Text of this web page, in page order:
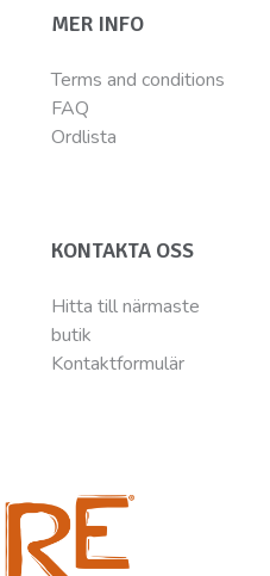
MER INFO
Terms and conditions
FAQ
Ordlista
KONTAKTA OSS
Hitta till närmaste
butik
Kontaktformulär